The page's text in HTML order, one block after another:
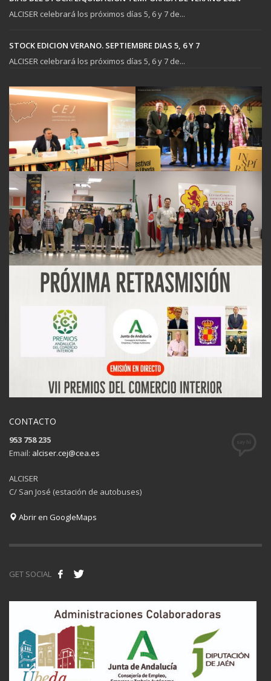
ALCISER celebrará los próximos días 5, 6 y 7 de...
STOCK EDICION VERANO. SEPTIEMBRE DIAS 5, 6 Y 7
ALCISER celebrará los próximos días 5, 6 y 7 de...
CONTACTO
953 758 235
Email: alciser.cej@cea.es
ALCISER
C/ San José (estación de autobuses)
Abrir en GoogleMaps
GET SOCIAL